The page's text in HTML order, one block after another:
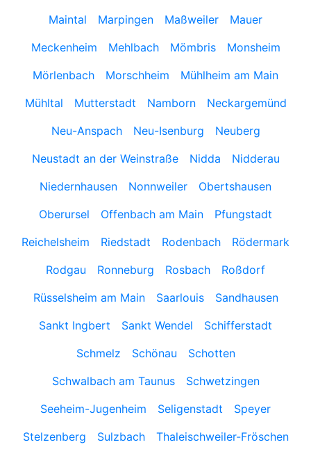
Maintal
Marpingen Maßweiler
Mauer
Meckenheim
Mehlbach Mömbris
Monsheim
Mörlenbach
Morschheim
Mühlheim am Main
Mühltal
Mutterstadt Namborn
Neckargemünd
Neu-Anspach
Neu-Isenburg
Neuberg
Neustadt an der Weinstraße
Nidda
Nidderau
Niedernhausen
Nonnweiler
Obertshausen
Oberursel
Offenbach am Main
Pfungstadt
Reichelsheim
Riedstadt Rodenbach
Rödermark
Rodgau
Ronneburg Rosbach
Roßdorf
Rüsselsheim am Main
Saarlouis
Sandhausen
Sankt Ingbert
Sankt Wendel
Schifferstadt
Schmelz
Schönau
Schotten
Schwalbach am Taunus
Schwetzingen
Seeheim-Jugenheim
Seligenstadt
Speyer
Stelzenberg
Sulzbach Thaleischweiler-Fröschen